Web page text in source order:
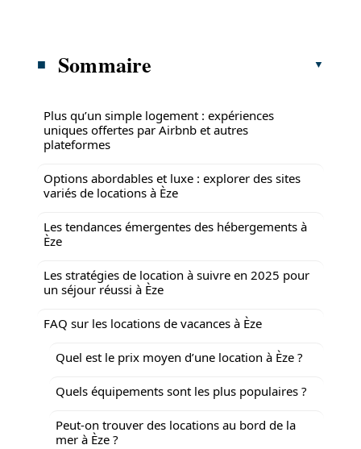
Sommaire
Plus qu’un simple logement : expériences
uniques offertes par Airbnb et autres
plateformes
Options abordables et luxe : explorer des sites
variés de locations à Èze
Les tendances émergentes des hébergements à
Èze
Les stratégies de location à suivre en 2025 pour
un séjour réussi à Èze
FAQ sur les locations de vacances à Èze
Quel est le prix moyen d’une location à Èze ?
Quels équipements sont les plus populaires ?
Peut-on trouver des locations au bord de la
mer à Èze ?